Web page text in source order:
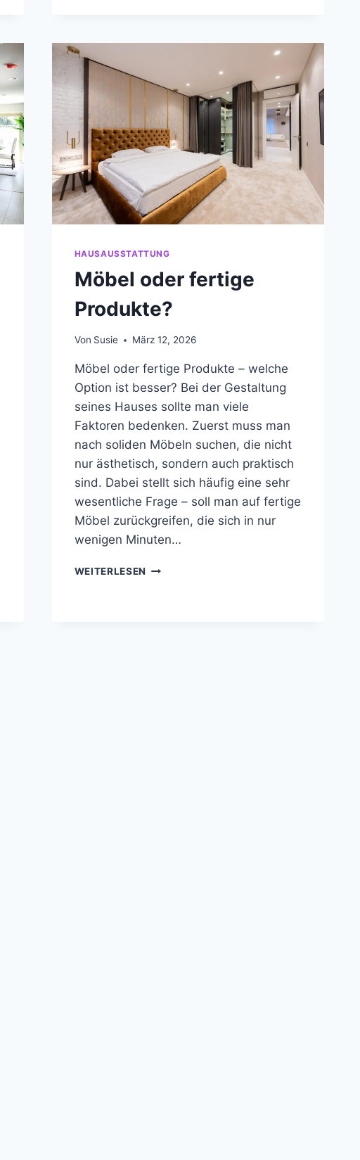
HAUSAUSSTATTUNG
Möbel oder fertige
Produkte?
Von Susie März 12, 2026
Möbel oder fertige Produkte – welche
Option ist besser? Bei der Gestaltung
seines Hauses sollte man viele
Faktoren bedenken. Zuerst muss man
nach soliden Möbeln suchen, die nicht
nur ästhetisch, sondern auch praktisch
sind. Dabei stellt sich häufig eine sehr
wesentliche Frage – soll man auf fertige
Möbel zurückgreifen, die sich in nur
wenigen Minuten…
WEITERLESEN MÖBEL